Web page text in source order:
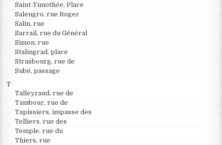
Saint-Timothée, Place
Salengro, rue Roger
Salin, rue
Sarrail, rue du Général
Simon, rue
Stalingrad, place
Strasbourg, rue de
Subé, passage
T
Talleyrand, rue de
Tambour, rue de
Tapissiers, impasse des
Telliers, rue des
Temple, rue du
Thiers, rue